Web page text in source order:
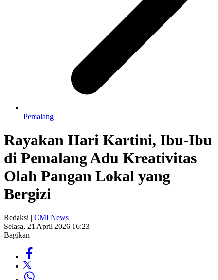
Pemalang
Rayakan Hari Kartini, Ibu-Ibu
di Pemalang Adu Kreativitas
Olah Pangan Lokal yang
Bergizi
Redaksi | CMI News
Selasa, 21 April 2026 16:23
Bagikan